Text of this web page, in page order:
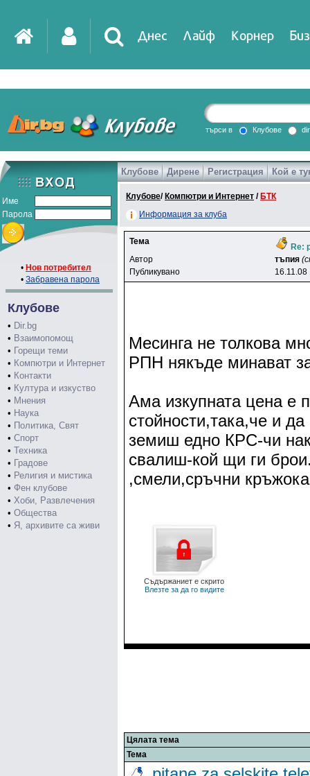
Днес Лайф Корнер
DirTV Impressio
Games
търси в Клубове
Име
Парола
• Нов потребител
• Забравена парола
Клубове
• Dir.bg
• Взаимопомощ
• Горещи теми
• Компютри и Интернет
• Контакти
• Култура и изкуство
• Мнения
• Наука
• Политика, Свят
• Спорт
• Техника
• Градове
• Религия и мистика
• Фен клубове
• Хоби, Развлечения
• Общества
• Я, архивите са живи
Клубове Дирене Регистрация Кой е
Клубове/ Компютри и Интернет / БТК
Информация за клуба
Тема
Re:
Автор
тъпия
Публикувано
16.11.08
Месинга не толкова
РПН някъде минават
Ама изкупната цена е
стойности,така,че и
земиш едно КРС-чи
свалиш-кой щи ги
,смели,сръчни кръжока
Съдържаниет е скрито
Влезте за да го видите
Цялата тема
Тема